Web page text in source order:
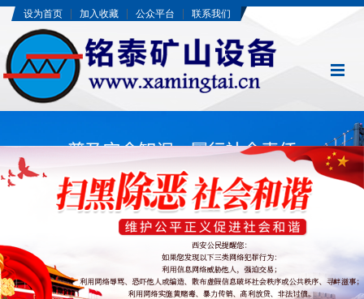
设为首页 加入收藏 公众平台 联系我们
当前新闻标题